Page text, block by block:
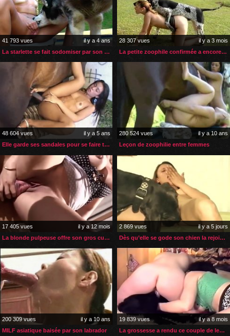
41 793 vues
il y a 4 ans
La starlette se fait sodomiser par son husky chez elle
28 307 vues
il y a 3 mois
La petite zoophile confirmée a encore besoin d’aide pour l’anal
48 604 vues
il y a 5 ans
Elle garde ses sandales pour se faire tringler par son étalon
280 524 vues
il y a 10 ans
Leçon de zoophilie entre femmes
17 405 vues
il y a 12 mois
La blonde pulpeuse offre son gros cul et le reste à son cheval
2 869 vues
il y a 5 jours
Dès qu’elle se gode son chien la rejoint pour la faire jouir
200 309 vues
il y a 10 ans
MILF asiatique baisée par son labrador
19 839 vues
il y a 8 mois
La grossesse a rendu ce couple de lesbiennes zoophiles